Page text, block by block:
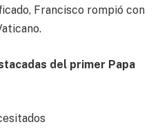
Francisco rompió con
del primer Papa